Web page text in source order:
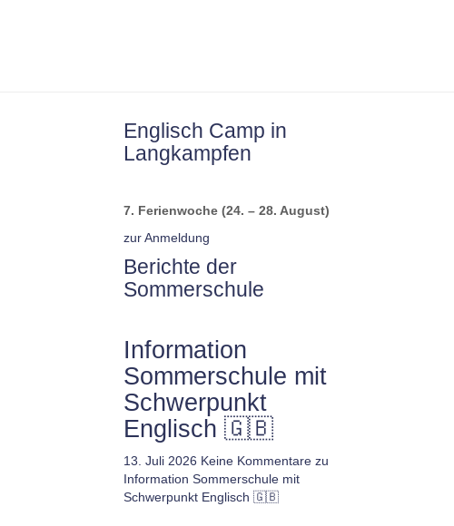
Englisch Camp in
Langkampfen
7. Ferienwoche (24. – 28. August)
zur Anmeldung
Berichte der
Sommerschule
Information
Sommerschule mit
Schwerpunkt
Englisch 🇬🇧
13. Juli 2026 Keine Kommentarezu
Information Sommerschule mit
Schwerpunkt Englisch 🇬🇧